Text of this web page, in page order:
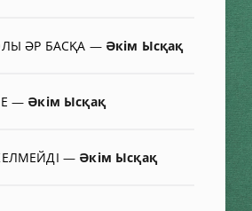
ӘР БАСҚА — Әкім Ысқақ
— Әкім Ысқақ
— Әкім Ысқақ